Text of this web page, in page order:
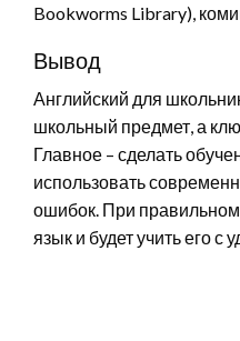
Bookworms Library),
Вывод
Английский для
школьный предмет, а
Главное – сделать
использовать
ошибок. При
язык и будет учить его с